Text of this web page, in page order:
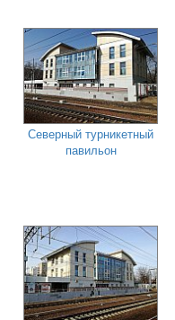
Северный турникетный
павильон